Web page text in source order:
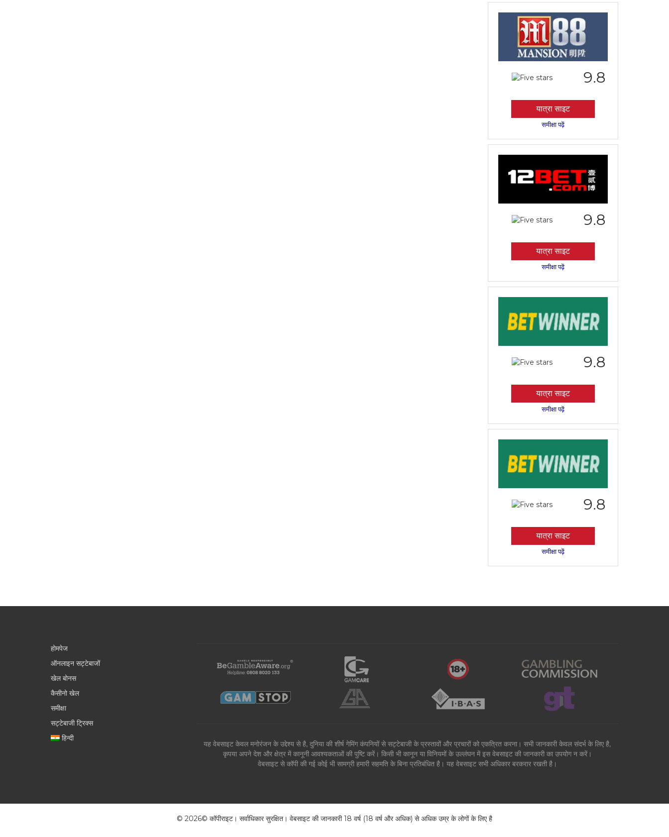
9.8
यात्रा साइट
समीक्षा पढ़ें
9.8
यात्रा साइट
समीक्षा पढ़ें
9.8
यात्रा साइट
समीक्षा पढ़ें
9.8
यात्रा साइट
समीक्षा पढ़ें
होमपेज
ऑनलाइन सट्टेबाजों
खेल बोनस
कैसीनो खेल
समीक्षा
सट्टेबाजी ट्रिक्स
हिन्दी
यह वेबसाइट केवल मनोरंजन के उद्देश्य से है, दुनिया की शीर्ष गेमिंग कंपनियों से सट्टेबाजी के प्रस्तावों और प्रचारों को एकत्रित करना। सभी जानकारी केवल संदर्भ के लिए है,
कृपया अपने देश और क्षेत्र में कानूनी आवश्यकताओं की पुष्टि करें। किसी भी कानून या विनियमों के उल्लंघन में इस वेबसाइट की जानकारी का उपयोग न करें।
वेबसाइट से कॉपी की गई कोई भी सामग्री हमारी सहमति के बिना प्रतिबंधित है। यह वेबसाइट सभी अधिकार बरकरार रखती है।
© 2026© कॉपीराइट। सर्वाधिकार सुरक्षित। वेबसाइट की जानकारी 18 वर्ष (18 वर्ष और अधिक) से अधिक उम्र के लोगों के लिए है